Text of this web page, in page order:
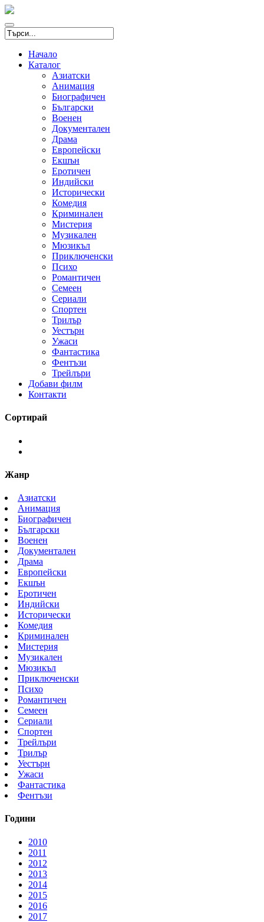
Начало
Каталог
Азиатски
Анимация
Биографичен
Български
Военен
Документален
Драма
Европейски
Екшън
Еротичен
Индийски
Исторически
Комедия
Криминален
Мистерия
Музикален
Мюзикъл
Приключенски
Психо
Романтичен
Семеен
Сериали
Спортен
Трилър
Уестърн
Ужаси
Фантастика
Фентъзи
Трейлъри
Добави филм
Контакти
Сортирай
Жанр
Азиатски
Анимация
Биографичен
Български
Военен
Документален
Драма
Европейски
Екшън
Еротичен
Индийски
Исторически
Комедия
Криминален
Мистерия
Музикален
Мюзикъл
Приключенски
Психо
Романтичен
Семеен
Сериали
Спортен
Трейлъри
Трилър
Уестърн
Ужаси
Фантастика
Фентъзи
Години
2010
2011
2012
2013
2014
2015
2016
2017